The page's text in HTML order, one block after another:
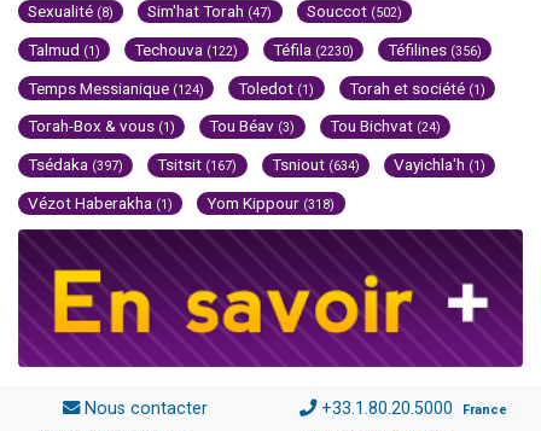
Sexualité (8) Sim'hat Torah (47) Souccot (502)
Talmud (1) Techouva (122) Téfila (2230) Téfilines (356)
Temps Messianique (124) Toledot (1) Torah et société (1)
Torah-Box & vous (1) Tou Béav (3) Tou Bichvat (24)
Tsédaka (397) Tsitsit (167) Tsniout (634) Vayichla'h (1)
Vézot Haberakha (1) Yom Kippour (318)
Nous contacter +33.1.80.20.5000 France